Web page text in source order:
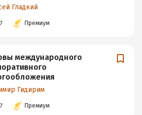
Гладкий
Премиум
международного
Гидирим
Премиум